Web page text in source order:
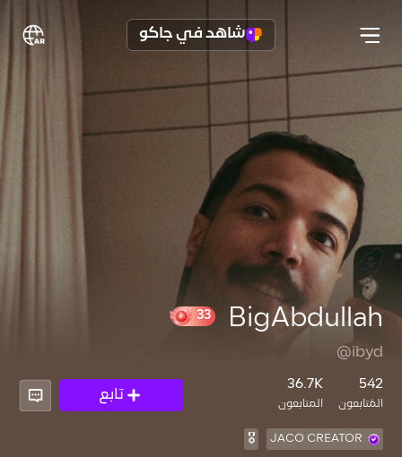
شاهد في جاكو
BigAbdullah
@ibyd
542
المُتابعون
36.7K
المتابعون
تابع
JACO CREATOR
🎖️